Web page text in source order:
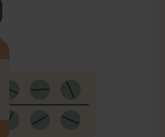
1 objekt.